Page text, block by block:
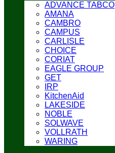
ADVANCE TABCO
AMANA
CAMBRO
CAMPUS
CARLISLE
CHOICE
CORIAT
EAGLE GROUP
GET
IRP
KitchenAid
LAKESIDE
NOBLE
SOLWAVE
VOLLRATH
WARING